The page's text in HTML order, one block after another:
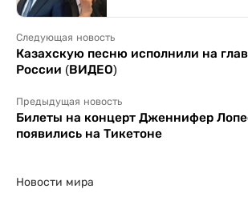
Следующая новость
Казахскую песню исполнили на
России (ВИДЕО)
Предыдущая новость
Билеты на концерт Дженнифер
появились на Тикетоне
Новости мира